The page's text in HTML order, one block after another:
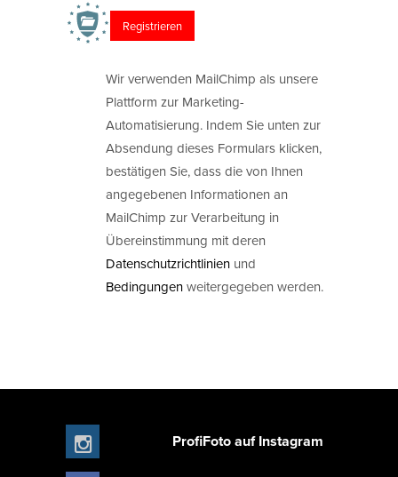
Wir verwenden MailChimp als unsere
Plattform zur Marketing-
Automatisierung. Indem Sie unten zur
Absendung dieses Formulars klicken,
bestätigen Sie, dass die von Ihnen
angegebenen Informationen an
MailChimp zur Verarbeitung in
Übereinstimmung mit deren
Datenschutzrichtlinien und
Bedingungenweitergegeben werden.
ProfiFoto auf Instagram